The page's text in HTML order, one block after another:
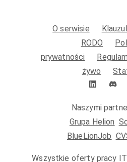
O serwisie
RODO
prywatności
żywo
Naszymi
Grupa Helion
BlueLionJob
Wszystkie oferty pracy